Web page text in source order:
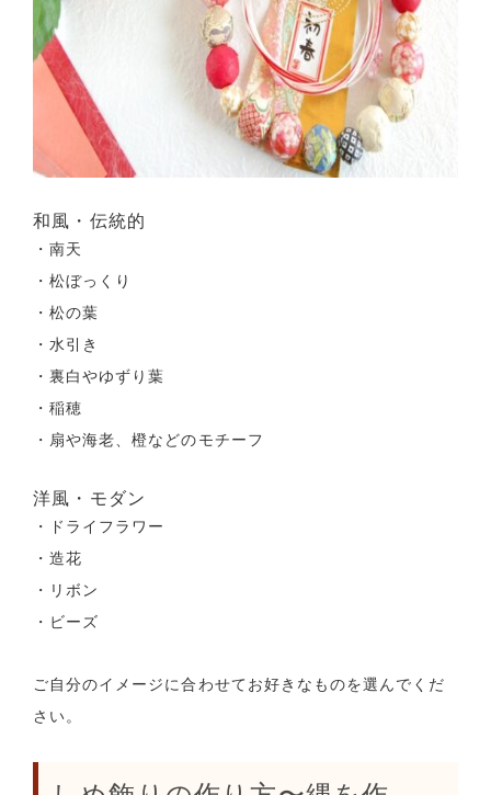
和風・伝統的
・南天
・松ぼっくり
・松の葉
・水引き
・裏白やゆずり葉
・稲穂
・扇や海老、橙などのモチーフ
洋風・モダン
・ドライフラワー
・造花
・リボン
・ビーズ
ご自分のイメージに合わせてお好きなものを選んでくだ
さい。